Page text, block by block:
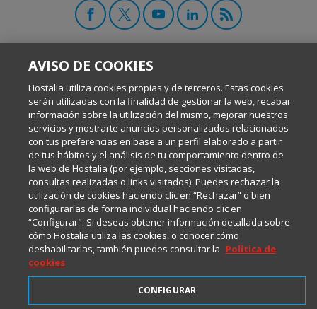
2001-2026 © Copyright
Todos los Derechos Reservados
AVISO DE COOKIES
Hostalia utiliza cookies propias y de terceros. Estas cookies
serán utilizadas con la finalidad de gestionar la web, recabar
información sobre la utilización del mismo, mejorar nuestros
servicios y mostrarte anuncios personalizados relacionados
con tus preferencias en base a un perfil elaborado a partir
de tus hábitos y el análisis de tu comportamiento dentro de
la web de Hostalia (por ejemplo, secciones visitadas,
consultas realizadas o links visitados). Puedes rechazar la
utilización de cookies haciendo clic en “Rechazar” o bien
configurarlas de forma individual haciendo clic en
“Configurar". Si deseas obtener información detallada sobre
cómo Hostalia utiliza las cookies, o conocer cómo
deshabilitarlas, también puedes consultar la Política de
cookies
CONFIGURAR